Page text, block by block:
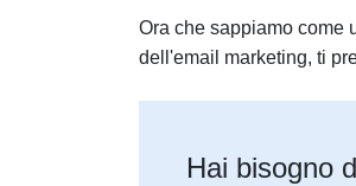
Ora che sappiamo come
dell'email marketing, ti
Hai bisogno